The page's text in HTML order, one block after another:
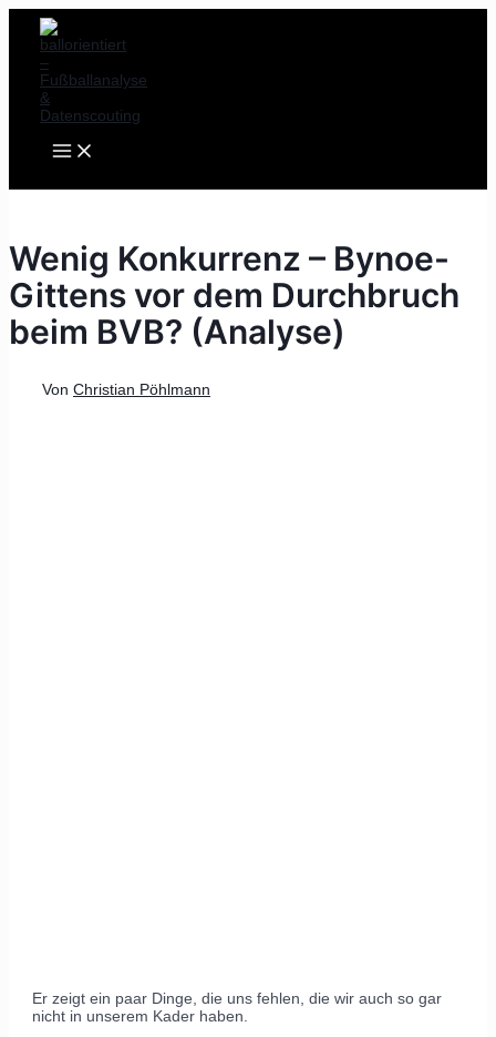
Zum
Inhalt
springen
MENU
Wenig Konkurrenz – Bynoe-
Gittens vor dem Durchbruch
beim BVB? (Analyse)
Von Christian Pöhlmann
Er zeigt ein paar Dinge, die uns fehlen, die wir auch so gar
nicht in unserem Kader haben.
Post
navigation